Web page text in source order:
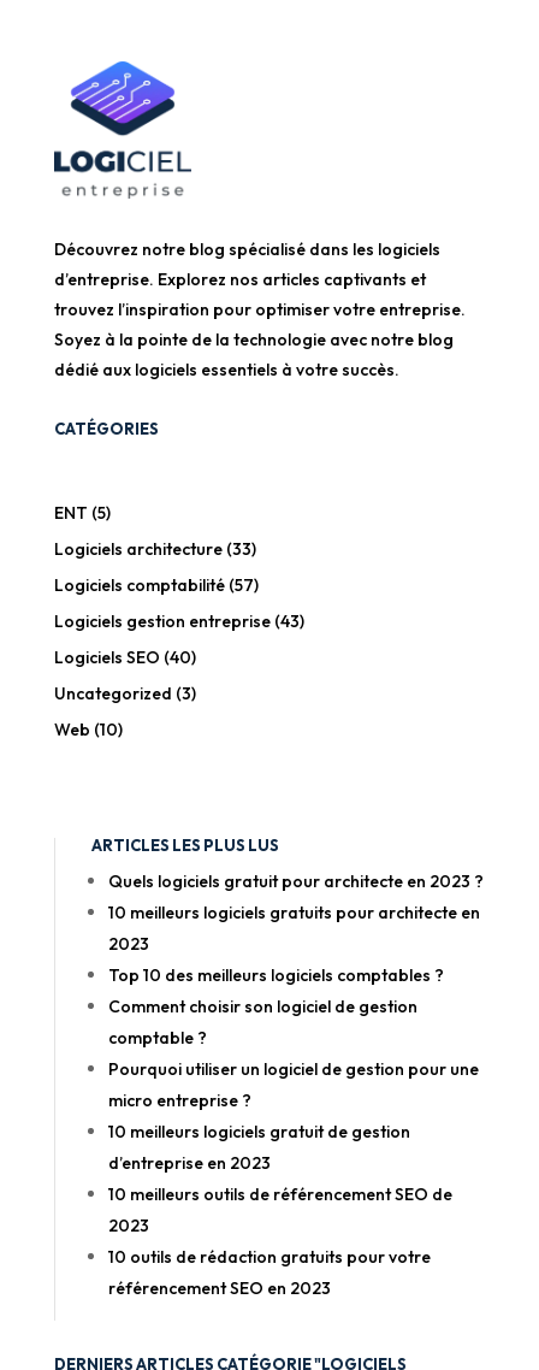
Découvrez notre blog spécialisé dans les logiciels
d’entreprise. Explorez nos articles captivants et
trouvez l’inspiration pour optimiser votre entreprise.
Soyez à la pointe de la technologie avec notre blog
dédié aux logiciels essentiels à votre succès.
CATÉGORIES
ENT (5)
Logiciels architecture(33)
Logiciels comptabilité(57)
Logiciels gestion entreprise(43)
Logiciels SEO (40)
Uncategorized (3)
Web (10)
ARTICLES LES PLUS LUS
Quels logiciels gratuit pour architecte en 2023 ?
10 meilleurs logiciels gratuits pour architecte en
2023
Top 10 des meilleurs logiciels comptables ?
Comment choisir son logiciel de gestion
comptable ?
Pourquoi utiliser un logiciel de gestion pour une
micro entreprise ?
10 meilleurs logiciels gratuit de gestion
d’entreprise en 2023
10 meilleurs outils de référencement SEO de
2023
10 outils de rédaction gratuits pour votre
référencement SEO en 2023
DERNIERS ARTICLES CATÉGORIE "LOGICIELS